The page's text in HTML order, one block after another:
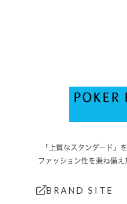
「上質なスタンダード」
ファッション性を兼ね備
BRAND SITE